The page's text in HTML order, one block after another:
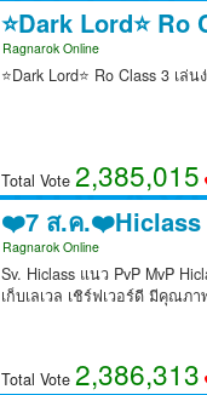
⭐Dark Lord⭐
Ragnarok Online
⭐Dark Lord⭐ Ro Class 3 เ
Total Vote 2,385,066
❤️7 ส.ค.❤️Hiclass
Ragnarok Online
Sv. Hiclass แนว PvP MvP
เก็บเลเวล เชิร์ฟเวอร์ดี มีคุณภ
Total Vote 2,386,380